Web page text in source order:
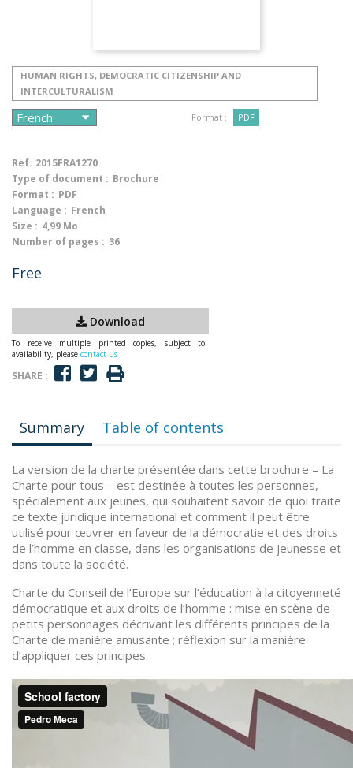
HUMAN RIGHTS, DEMOCRATIC CITIZENSHIP AND
INTERCULTURALISM
Format : PDF
Ref. 2015FRA1270
Type of document : Brochure
Format : PDF
Language : French
Size : 4,99 Mo
Number of pages : 36
Free
Download
To receive multiple printed copies, subject to
availability, please contact us
SHARE :
Summary Table of contents
La version de la charte présentée dans cette brochure – La
Charte pour tous – est destinée à toutes les personnes,
spécialement aux jeunes, qui souhaitent savoir de quoi traite
ce texte juridique international et comment il peut être
utilisé pour œuvrer en faveur de la démocratie et des droits
de l’homme en classe, dans les organisations de jeunesse et
dans toute la société.
Charte du Conseil de l’Europe sur l’éducation à la citoyenneté
démocratique et aux droits de l’homme : mise en scène de
petits personnages décrivant les différents principes de la
Charte de manière amusante ; réflexion sur la manière
d’appliquer ces principes.